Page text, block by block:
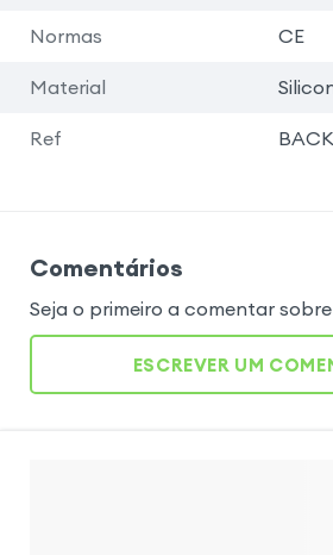
Normas CE
Material
Ref
Comentários
Seja o primeiro a comentar
ESCREVER UM